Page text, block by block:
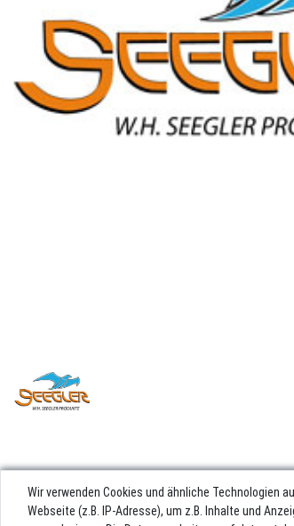
Wir verwenden Cookies und ähnliche Technologien
Webseite (z.B. IP-Adresse), um z.B. Inhalte und